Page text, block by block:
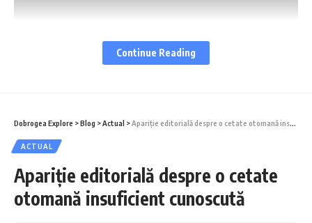
afaceri moderne
lipoveni din Ghindărești
La plată suntem ultimii pe listă, dar când vin hoții, toți dau
fuga la noi | Un dialog cu Mihai Ungureanu, administratorul
Continue Reading
Dobrogea Explore >Blog >Actual >Apariţie editorială despre o cetate otomană insuficient cunoscută
ACTUAL
Apariţie editorială despre o cetate
otomană insuficient cunoscută